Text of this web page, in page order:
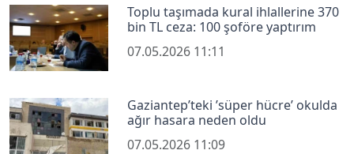
Toplu taşımada kural ihlallerine 370
bin TL ceza: 100 şoföre yaptırım
07.05.2026 11:11
Gaziantep’teki ’süper hücre’ okulda
ağır hasara neden oldu
07.05.2026 11:09